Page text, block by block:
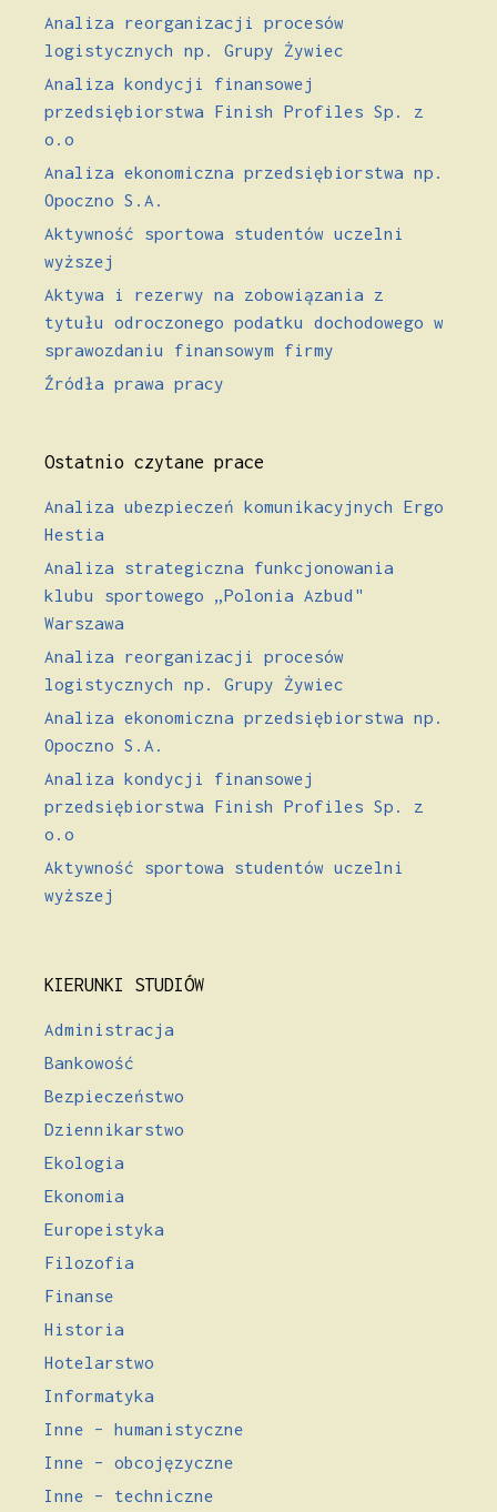
Analiza reorganizacji procesów
logistycznych np. Grupy Żywiec
Analiza kondycji finansowej
przedsiębiorstwa Finish Profiles Sp. z
o.o
Analiza ekonomiczna przedsiębiorstwa np.
Opoczno S.A.
Aktywność sportowa studentów uczelni
wyższej
Aktywa i rezerwy na zobowiązania z
tytułu odroczonego podatku dochodowego w
sprawozdaniu finansowym firmy
Źródła prawa pracy
Ostatnio czytane prace
Analiza ubezpieczeń komunikacyjnych Ergo
Hestia
Analiza strategiczna funkcjonowania
klubu sportowego „Polonia Azbud"
Warszawa
Analiza reorganizacji procesów
logistycznych np. Grupy Żywiec
Analiza ekonomiczna przedsiębiorstwa np.
Opoczno S.A.
Analiza kondycji finansowej
przedsiębiorstwa Finish Profiles Sp. z
o.o
Aktywność sportowa studentów uczelni
wyższej
KIERUNKI STUDIÓW
Administracja
Bankowość
Bezpieczeństwo
Dziennikarstwo
Ekologia
Ekonomia
Europeistyka
Filozofia
Finanse
Historia
Hotelarstwo
Informatyka
Inne – humanistyczne
Inne – obcojęzyczne
Inne – techniczne